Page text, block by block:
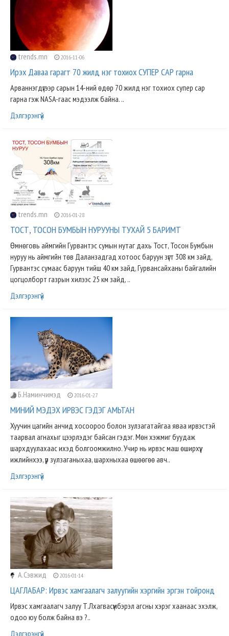
trends.mn 2016-11-06
Ирэх Даваа гарагт 70 жилд нэг тохиох СУПЕР САР гарна
Арваннэгдүгээр сарын 14-ний өдөр 70 жилд нэг тохиох супер сар
гарна гэж NASA-гаас мэдээлж байна. ..
Дэлгэрэнгүй
trends.mn 2016-01-28
ТОСТ, ТОСОН БУМБЫН НУРУУНЫ ТУХАЙ 5 БАРИМТ
Өмнөговь аймгийн Гурвантэс сумын нутаг дахь Тост, Тосон Бумбын
нуруу нь аймгийн төв Даланзадгад хотоос баруун зүгт 308 км зайд,
Гурвантэс сумаас баруун тийш 40 км зайд, Гурвансайханы байгалийн
цогцолборт газрын хилээс 25 км зайд, ..
Дэлгэрэнгүй
Б.Наминчимэд 2016-01-27
МИНИЙ МЭДЭХ ИРВЭС ГЭДЭГ АМЬТАН
Хуучин цагийн анчид хосоороо болон зулзагатайгаа яваа ирвэстэй
таарвал агнахыг цээрлэдэг байсан гэдэг. Мөн хэжмиг буудаж
шархдуулахаас ихэд болгоомжилно. Учир нь ирвэс маш өширхүү,
ижлийнхээ, үр зулзаганыхаа, шархныхаа өшөөгөө авч..
Дэлгэрэнгүй
А.Сэвжид 2016-01-14
ЦАГЛАБАР: Ирвэс хамгаалагч залуугийн хэргийн эргэн тойронд
Ирвэс хамгаалагч залуу Т.Лхагвасүмбэрэл агсны хэрэг хаанаас эхэлж,
одоо юу болж байна вэ ?..
Дэлгэрэнгүй